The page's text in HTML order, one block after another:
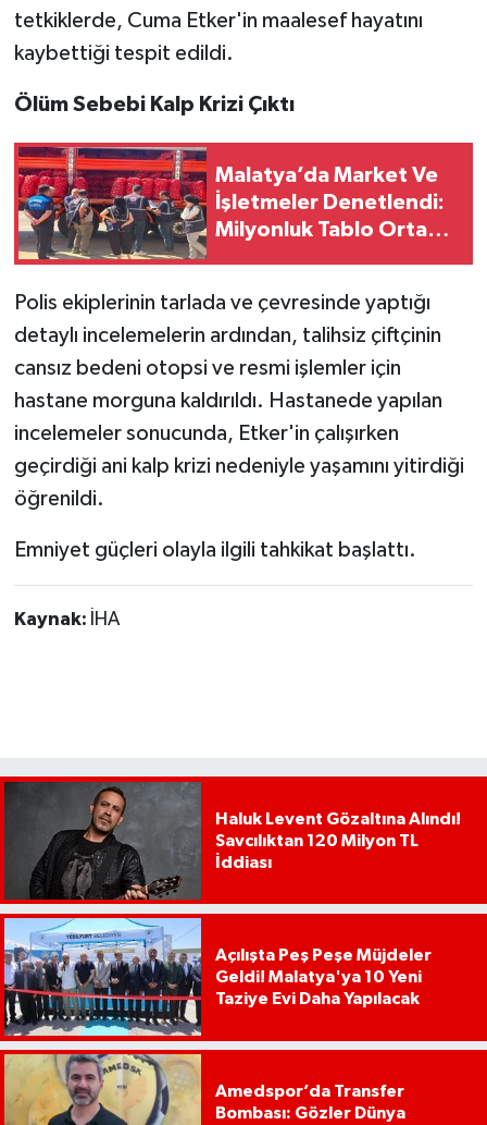
tetkiklerde, Cuma Etker'in maalesef hayatını
kaybettiği tespit edildi.
Ölüm Sebebi Kalp Krizi Çıktı
Malatya’da Market Ve
İşletmeler Denetlendi:
Milyonluk Tablo Ortaya
Polis ekiplerinin tarlada ve çevresinde yaptığı
detaylı incelemelerin ardından, talihsiz çiftçinin
cansız bedeni otopsi ve resmi işlemler için
hastane morguna kaldırıldı. Hastanede yapılan
incelemeler sonucunda, Etker'in çalışırken
geçirdiği ani kalp krizi nedeniyle yaşamını yitirdiği
öğrenildi.
Emniyet güçleri olayla ilgili tahkikat başlattı.
Kaynak: İHA
Haluk Levent Gözaltına Alındı!
Savcılıktan 120 Milyon TL
İddiası
Açılışta Peş Peşe Müjdeler
Geldi! Malatya'ya 10 Yeni
Taziye Evi Daha Yapılacak
Amedspor’da Transfer
Bombası: Gözler Dünya